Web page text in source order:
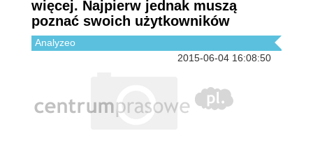
więcej. Najpierw jednak muszą
poznać swoich użytkowników
Analyzeo
2015-06-04 16:08:50